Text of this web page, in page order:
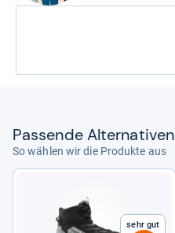
Pas­sende Alter­na­ti­ven
So wählen wir die Produkte aus
Sehr gut